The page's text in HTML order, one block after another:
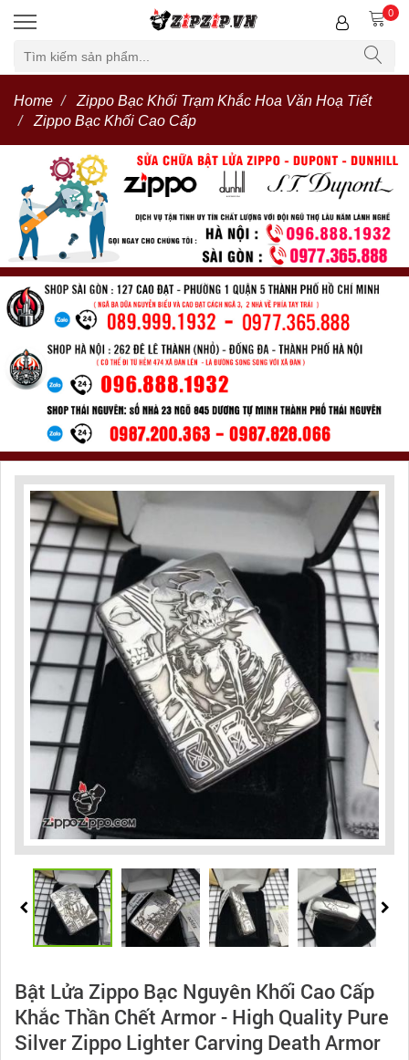
0
Home
Zippo Bạc Khối Trạm Khắc Hoa Văn Hoạ Tiết
Zippo Bạc Khối Cao Cấp
Bật Lửa Zippo Bạc Nguyên Khối Cao Cấp
Khắc Thần Chết Armor - High Quality Pure
Silver Zippo Lighter Carving Death Armor